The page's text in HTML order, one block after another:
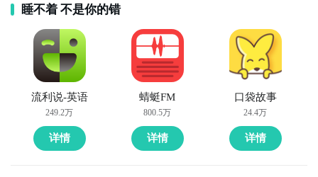
睡不着 不是你的错
流利说-英语
249.2万
详情
蜻蜓FM
800.5万
详情
口袋故事
24.4万
详情